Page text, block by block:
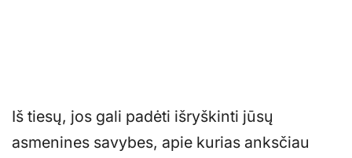
Iš tiesų, jos gali padėti išryškinti jūsų
asmenines savybes, apie kurias anksčiau